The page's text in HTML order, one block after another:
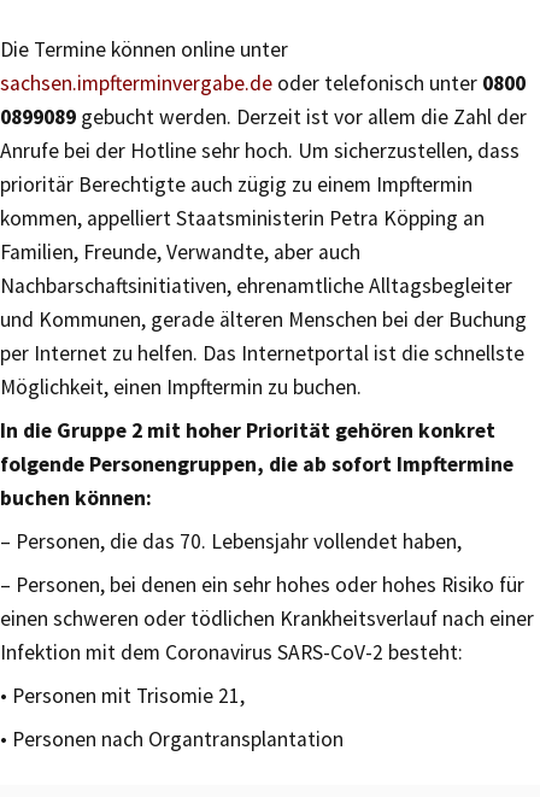
Die Termine können online unter
sachsen.impfterminvergabe.de oder telefonisch unter 0800
0899089 gebucht werden. Derzeit ist vor allem die Zahl der
Anrufe bei der Hotline sehr hoch. Um sicherzustellen, dass
prioritär Berechtigte auch zügig zu einem Impftermin
kommen, appelliert Staatsministerin Petra Köpping an
Familien, Freunde, Verwandte, aber auch
Nachbarschaftsinitiativen, ehrenamtliche Alltagsbegleiter
und Kommunen, gerade älteren Menschen bei der Buchung
per Internet zu helfen. Das Internetportal ist die schnellste
Möglichkeit, einen Impftermin zu buchen.
In die Gruppe 2 mit hoher Priorität gehören konkret
folgende Personengruppen, die ab sofort Impftermine
buchen können:
– Personen, die das 70. Lebensjahr vollendet haben,
– Personen, bei denen ein sehr hohes oder hohes Risiko für
einen schweren oder tödlichen Krankheitsverlauf nach einer
Infektion mit dem Coronavirus SARS-CoV-2 besteht:
• Personen mit Trisomie 21,
• Personen nach Organtransplantation